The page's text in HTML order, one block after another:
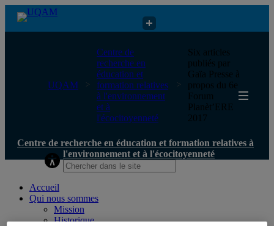
Centre de recherche en éducation et formation relatives à
l'environnement et à l'écocitoyenneté
UQAM
Centre de
recherche en
éducation et
formation relatives
à l'environnement
et à
l'écocitoyenneté
Six articles
publiés par
Gaïa Presse à
propos du 6e
Forum
Planèt’ERE
2017
Centre de recherche en éducation et formation relatives à
l'environnement et à l'écocitoyenneté
Accueil
Qui nous sommes
Mission
Historique